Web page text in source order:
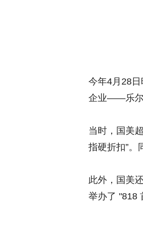
今年4月28
企业——乐尔
当时，国美
指硬折扣”。
此外，国美
举办了 "818